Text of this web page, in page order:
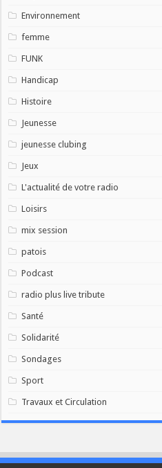
Environnement
femme
FUNK
Handicap
Histoire
Jeunesse
jeunesse clubing
Jeux
L'actualité de votre radio
Loisirs
mix session
patois
Podcast
radio plus live tribute
Santé
Solidarité
Sondages
Sport
Travaux et Circulation